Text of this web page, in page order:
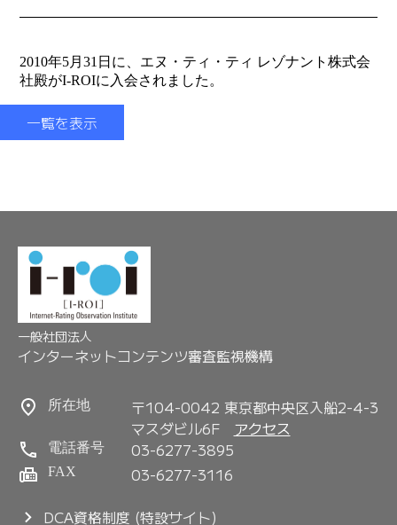
2010年5月31日に、エヌ・ティ・ティ レゾナント株式会
社殿がI-ROIに入会されました。
一覧を表示
一般社団法人
インターネットコンテンツ審査監視機構
所在地
〒104-0042 東京都中央区入船2-4-3
マスダビル6F アクセス
電話番号 03-6277-3895
FAX
03-6277-3116
DCA資格制度 (特設サイト)